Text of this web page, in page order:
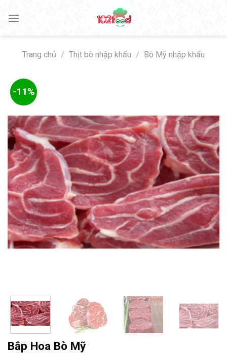
Trang chủ / Thịt bò nhập khẩu / Bò Mỹ nhập khẩu
-11%
Bắp Hoa Bò Mỹ